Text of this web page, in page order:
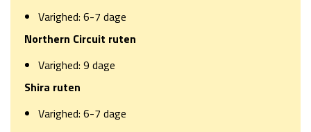
Varighed: 6-7 dage
Northern Circuit ruten
Varighed: 9 dage
Shira ruten
Varighed: 6-7 dage